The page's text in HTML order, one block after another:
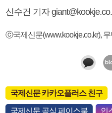
신수건 기자
ⓒ국제신문(www.kookje.co.kr),
국제신문 카카오플러스 친구
국제신문 공식 페이스북 인